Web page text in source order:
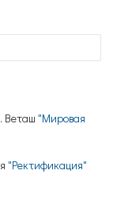
Веташ "Мировая
"Ректификация"